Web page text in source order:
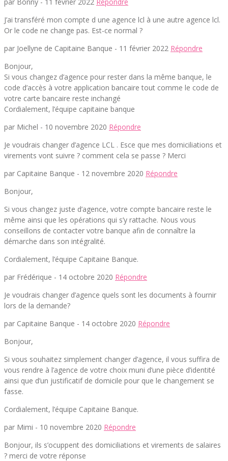
J’ai transféré mon compte d une agence lcl à une autre agence lcl.
Or le code ne change pas. Est-ce normal ?
par Joellyne de Capitaine Banque - 11 février 2022 Répondre
Bonjour,
Si vous changez d’agence pour rester dans la même banque, le
code d’accès à votre application bancaire tout comme le code de
votre carte bancaire reste inchangé
Cordialement, l’équipe capitaine banque
par Michel - 10 novembre 2020 Répondre
Je voudrais changer d’agence LCL . Esce que mes domiciliations et
virements vont suivre ? comment cela se passe ? Merci
par Capitaine Banque - 12 novembre 2020 Répondre
Bonjour,
Si vous changez juste d’agence, votre compte bancaire reste le
même ainsi que les opérations qui s’y rattache. Nous vous
conseillons de contacter votre banque afin de connaître la
démarche dans son intégralité.
Cordialement, l’équipe Capitaine Banque.
par Frédérique - 14 octobre 2020 Répondre
Je voudrais changer d’agence quels sont les documents à fournir
lors de la demande?
par Capitaine Banque - 14 octobre 2020 Répondre
Bonjour,
Si vous souhaitez simplement changer d’agence, il vous suffira de
vous rendre à l’agence de votre choix muni d’une pièce d’identité
ainsi que d’un justificatif de domicile pour que le changement se
fasse.
Cordialement, l’équipe Capitaine Banque.
par Mimi - 10 novembre 2020 Répondre
Bonjour, ils s’ocuppent des domiciliations et virements de salaires
? merci de votre réponse